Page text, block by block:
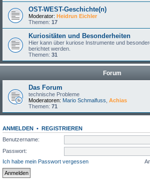
OST-WEST-Geschichte(n)
Moderator: Heidrun Eichler
Themen: 17
Kuriositäten und Besonderheiten
Hier kann über kuriose Instrumente und
berichtet werden.
Themen: 31
Forum
Das Forum
technische Probleme
Moderatoren: Mario Schmalfuss Achias
Themen: 71
ANMELDEN • REGISTRIEREN
Benutzername:
Passwort:
Ich habe mein Passwort vergessen